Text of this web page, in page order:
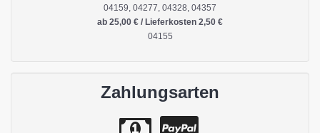
04159, 04277, 04328, 04357
ab 25,00 € / Lieferkosten 2,50 €
04155
Zahlungsarten